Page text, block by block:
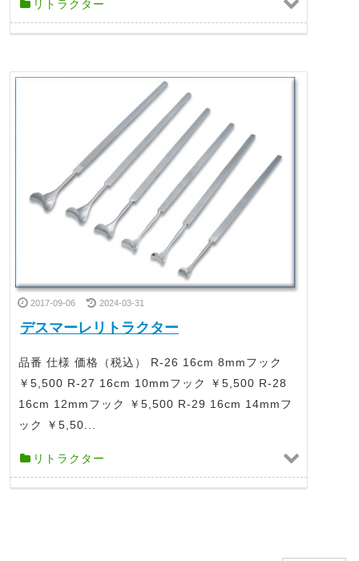
リトラクター
2017-09-06 2024-03-31
デスマーレリトラクター
品番 仕様 価格（税込） R-26 16cm 8mmフック
￥5,500 R-27 16cm 10mmフック ￥5,500 R-28
16cm 12mmフック ￥5,500 R-29 16cm 14mmフ
ック ￥5,50...
リトラクター